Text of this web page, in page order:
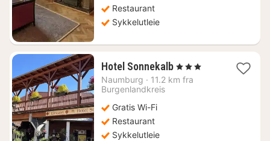
Restaurant
Sykkelutleie
Hotel Sonnekalb1
natt
, 3 Stjerner
Naumburg · 11.2 km fra
Burgenlandkreis
Gratis Wi-Fi
Restaurant
Sykkelutleie